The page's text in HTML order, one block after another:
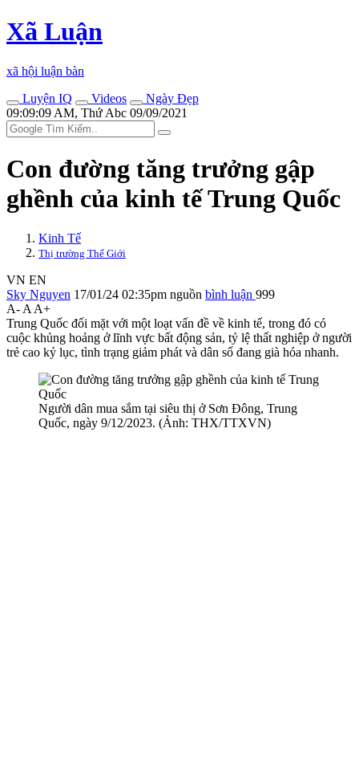
Xã Luận
xã hội luận bàn
Luyện IQ
Videos
Ngày Đẹp
09:09:09 AM, Thứ Abc 09/09/2021
Con đường tăng trưởng gập
ghềnh của kinh tế Trung Quốc
Kinh Tế
Thị trường Thế Giới
VN EN
Sky Nguyen 17/01/24 02:35pm nguồn bình luận 999
A- A A+
Trung Quốc đối mặt với một loạt vấn đề về kinh tế, trong đó có
cuộc khủng hoảng ở lĩnh vực bất động sản, tỷ lệ thất nghiệp ở người
trẻ cao kỷ lục, tình trạng giảm phát và dân số đang già hóa nhanh.
Người dân mua sắm tại siêu thị ở Sơn Đông, Trung
Quốc, ngày 9/12/2023. (Ảnh: THX/TTXVN)